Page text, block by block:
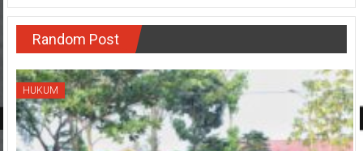
Random Post
HUKUM